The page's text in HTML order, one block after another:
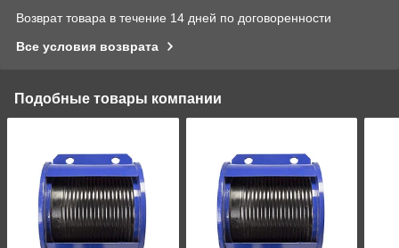
Возврат товара в течение 14 дней по договоренности
Все условия возврата
Подобные товары компании